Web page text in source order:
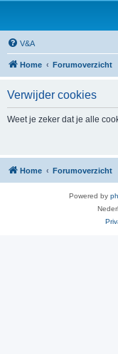
V&A
Home Forumoverzicht
Verwijder cookies
Weet je zeker dat je alle
Home Forumoverzicht
Powered by